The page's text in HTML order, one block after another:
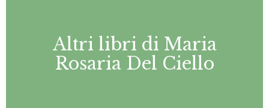
Altri libri di Maria
Rosaria Del Ciello